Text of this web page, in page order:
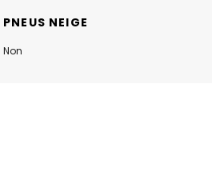
PNEUS NEIGE
Non